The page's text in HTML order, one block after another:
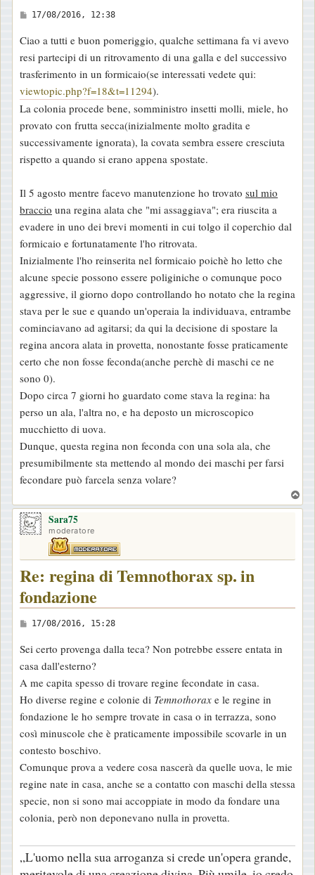
M
s
s
a
g
g
i
o
17/08/2016, 12:38
Ciao a tutti e buon pomeriggio, qualche settimana fa vi avevo
resi partecipi di un ritrovamento di una galla e del successivo
trasferimento in un formicaio(se interessati vedete qui:
viewtopic.php?f=18&t=11294).
La colonia procede bene, somministro insetti molli, miele, ho
provato con frutta secca(inizialmente molto gradita e
successivamente ignorata), la covata sembra essere cresciuta
rispetto a quando si erano appena spostate.
Il 5 agosto mentre facevo manutenzione ho trovato sul mio
braccio una regina alata che "mi assaggiava"; era riuscita a
evadere in uno dei brevi momenti in cui tolgo il coperchio dal
formicaio e fortunatamente l'ho ritrovata.
Inizialmente l'ho reinserita nel formicaio poichè ho letto che
alcune specie possono essere poliginiche o comunque poco
aggressive, il giorno dopo controllando ho notato che la regina
stava per le sue e quando un'operaia la individuava, entrambe
cominciavano ad agitarsi; da qui la decisione di spostare la
regina ancora alata in provetta, nonostante fosse praticamente
certo che non fosse feconda(anche perchè di maschi ce ne
sono 0).
Dopo circa 7 giorni ho guardato come stava la regina: ha
perso un ala, l'altra no, e ha deposto un microscopico
mucchietto di uova.
Dunque, questa regina non feconda con una sola ala, che
presumibilmente sta mettendo al mondo dei maschi per farsi
fecondare può farcela senza volare?
o
Sara75
moderatore
Re: regina di Temnothorax sp. in
fondazione
M
s
s
a
g
g
i
o
17/08/2016, 15:28
Sei certo provenga dalla teca? Non potrebbe essere entata in
casa dall'esterno?
A me capita spesso di trovare regine fecondate in casa.
Ho diverse regine e colonie di Temnothorax e le regine in
fondazione le ho sempre trovate in casa o in terrazza, sono
così minuscole che è praticamente impossibile scovarle in un
contesto boschivo.
Comunque prova a vedere cosa nascerà da quelle uova, le mie
regine nate in casa, anche se a contatto con maschi della stessa
specie, non si sono mai accoppiate in modo da fondare una
colonia, però non deponevano nulla in provetta.
„L'uomo nella sua arroganza si crede un'opera grande,